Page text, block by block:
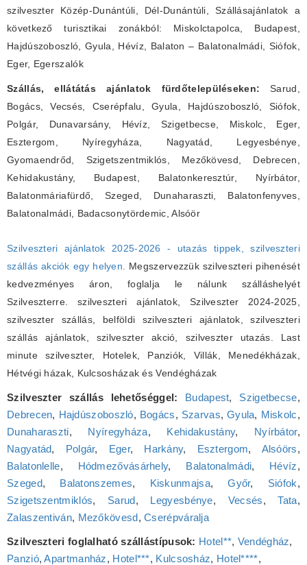
szilveszter Közép-Dunántúli, Dél-Dunántúli, Szállásajánlatok a
következő turisztikai zonákból: Miskolctapolca, Budapest,
Hajdúszoboszló, Gyula, Hévíz, Balaton – Balatonalmádi, Siófok,
Eger, Egerszalók
Szállás, ellátátás ajánlatok fürdőtelepüléseken:Sarud,
Bogács, Vecsés, Cserépfalu, Gyula, Hajdúszoboszló, Siófok,
Polgár, Dunavarsány, Hévíz, Szigetbecse, Miskolc, Eger,
Esztergom, Nyíregyháza, Nagyatád, Legyesbénye,
Gyomaendrőd, Szigetszentmiklós, Mezőkövesd, Debrecen,
Kehidakustány, Budapest, Balatonkeresztúr, Nyírbátor,
Balatonmáriafürdő, Szeged, Dunaharaszti, Balatonfenyves,
Balatonalmádi, Badacsonytördemic, Alsóör
Szilveszteri ajánlatok 2025-2026 - utazás tippek, szilveszteri
szállás akciók egy helyen.
Megszervezzük szilveszteri pihenését
kedvezményes áron, foglalja le nálunk szálláshelyét
Szilveszterre. szilveszteri ajánlatok, Szilveszter 2024-2025,
szilveszter szállás, belföldi szilveszteri ajánlatok, szilveszteri
szállás ajánlatok, szilveszter akció, szilveszter utazás. Last
minute szilveszter, Hotelek, Panziók, Villák, Menedékházak,
Hétvégi házak, Kulcsosházak és Vendégházak
Szilveszter szállás lehetőséggel: Budapest, Szigetbecse,
Debrecen, Hajdúszoboszló, Bogács, Szarvas, Gyula, Miskolc,
Dunaharaszti, Nyíregyháza, Kehidakustány, Nyírbátor,
Nagyatád, Polgár, Eger, Harkány, Esztergom, Alsóörs,
Balatonlelle, Hódmezővásárhely, Balatonalmádi, Hévíz,
Szeged, Balatonszemes, Kiskunmajsa,Győr, Siófok,
Szigetszentmiklós, Sarud, Legyesbénye, Vecsés,Tata,
Zalaszentiván, Mezőkövesd,Cserépváralja
Szilveszteri foglalható szállástípusok: Hotel**, Vendégház,
Panzió,Apartmanház, Hotel***, Kulcsosház, Hotel****,